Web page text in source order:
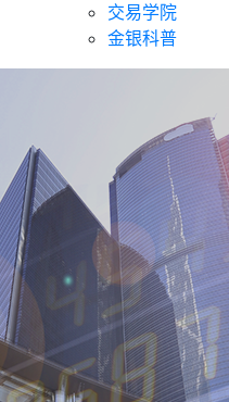
交易学院
金银科普